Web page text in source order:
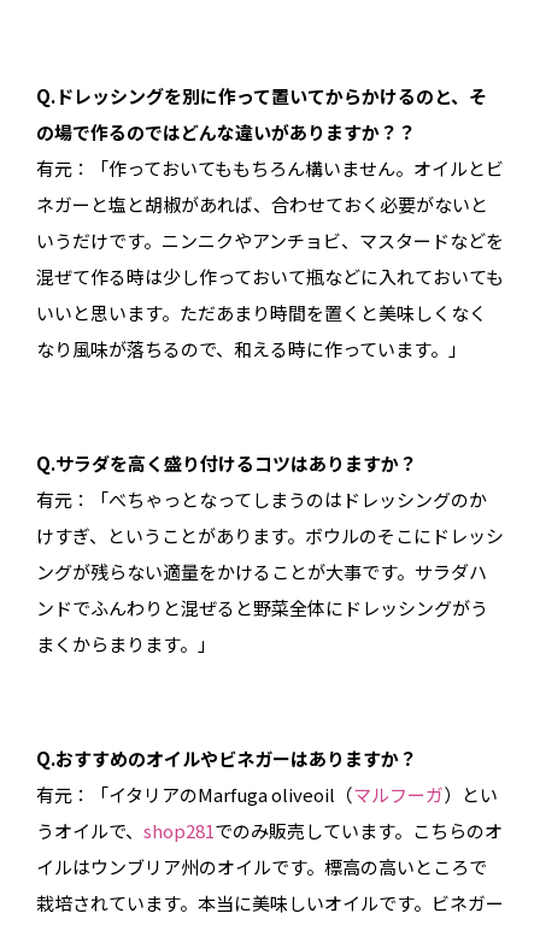
Q.ドレッシングを別に作って置いてからかけるのと、そ
の場で作るのではどんな違いがありますか？？
有元：「作っておいてももちろん構いません。オイルとビ
ネガーと塩と胡椒があれば、合わせておく必要がないと
いうだけです。ニンニクやアンチョビ、マスタードなどを
混ぜて作る時は少し作っておいて瓶などに入れておいても
いいと思います。ただあまり時間を置くと美味しくなく
なり風味が落ちるので、和える時に作っています。」
Q.サラダを高く盛り付けるコツはありますか？
有元：「べちゃっとなってしまうのはドレッシングのか
けすぎ、ということがあります。ボウルのそこにドレッシ
ングが残らない適量をかけることが大事です。サラダハ
ンドでふんわりと混ぜると野菜全体にドレッシングがう
まくからまります。」
Q.おすすめのオイルやビネガーはありますか？
有元：「イタリアのMarfuga oliveoil（マルフーガ）とい
うオイルで、 shop281でのみ販売しています。こちらのオ
イルはウンブリア州のオイルです。標高の高いところで
栽培されています。本当に美味しいオイルです。ビネガー